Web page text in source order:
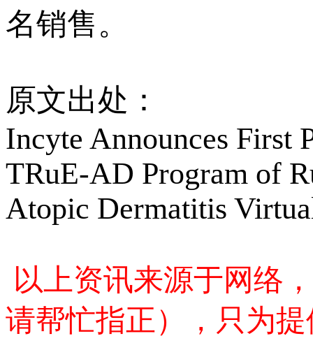
名销售。
原文出处：
Incyte Announces First
TRuE-AD Program of
Atopic Dermatitis
以上资讯来源于网络
请帮忙指正），只为